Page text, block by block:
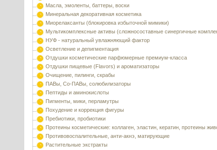
Масла, эмоленты, баттеры, воски
Минеральная декоративная косметика
Миорелаксанты (блокировка избыточной мимики)
Мультикомплексные активы (сложносоставные синергичные
НУФ - натуральный увлажняющий фактор
Осветление и депигментация
Отдушки косметические парфюмерные премиум-класса
Отдушки пищевые (Flavors) и ароматизаторы
Очищение, пилинги, скрабы
ПАВы, Со-ПАВы, солюбилизаторы
Пептиды и аминокислоты
Пигменты, мики, перламутры
Похудение и коррекция фигуры
Пребиотики, пробиотики
Протеины косметические: коллаген, эластин, кератин, протеины
Противовоспалительные, анти-акнэ, матирующие
Растительные экстракты